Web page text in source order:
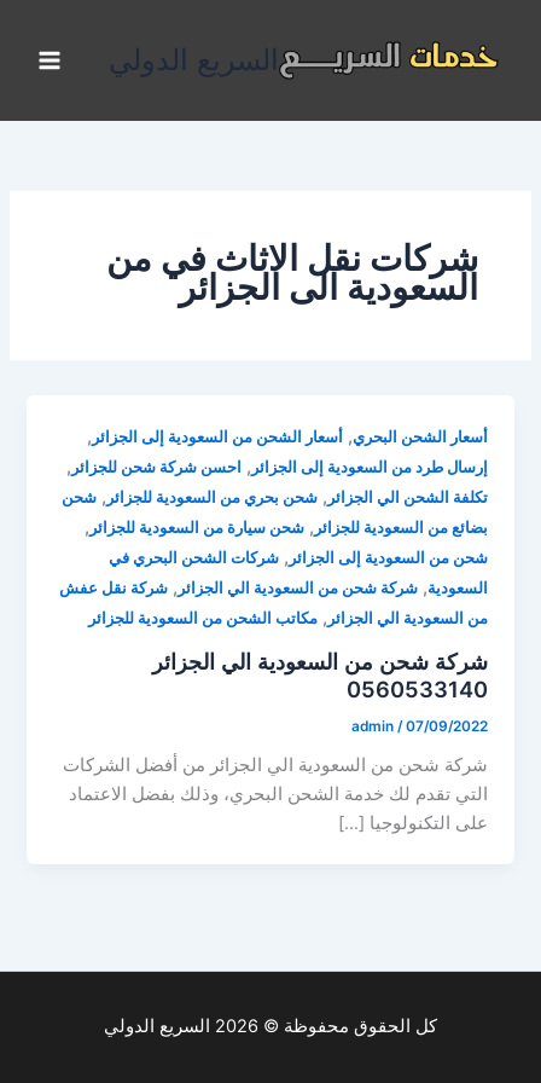
المحتوى
السريع الدولي
شركات نقل الاثاث في من
السعودية الى الجزائر
أسعار الشحن البحري,أسعار الشحن من السعودية إلى الجزائر ,
إرسال طرد من السعودية إلى الجزائر , احسن شركة شحن للجزائر ,
تكلفة الشحن الي الجزائر ,شحن بحري من السعودية للجزائر ,شحن
بضائع من السعودية للجزائر ,شحن سيارة من السعودية للجزائر ,
شحن من السعودية إلى الجزائر ,شركات الشحن البحري في
السعودية,شركة شحن من السعودية الي الجزائر ,شركة نقل عفش
من السعودية الي الجزائر ,مكاتب الشحن من السعودية للجزائر
شركة شحن من السعودية الي الجزائر
0560533140
admin /07/09/2022
شركة شحن من السعودية الي الجزائر من أفضل الشركات
التي تقدم لك خدمة الشحن البحري، وذلك بفضل الاعتماد
على التكنولوجيا […]
كل الحقوق محفوظة © 2026 السريع الدولي